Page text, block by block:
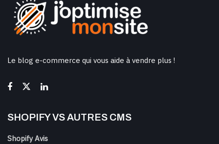
Le blog e-commerce qui vous aide à vendre plus !
SHOPIFY VS AUTRES CMS
Shopify Avis